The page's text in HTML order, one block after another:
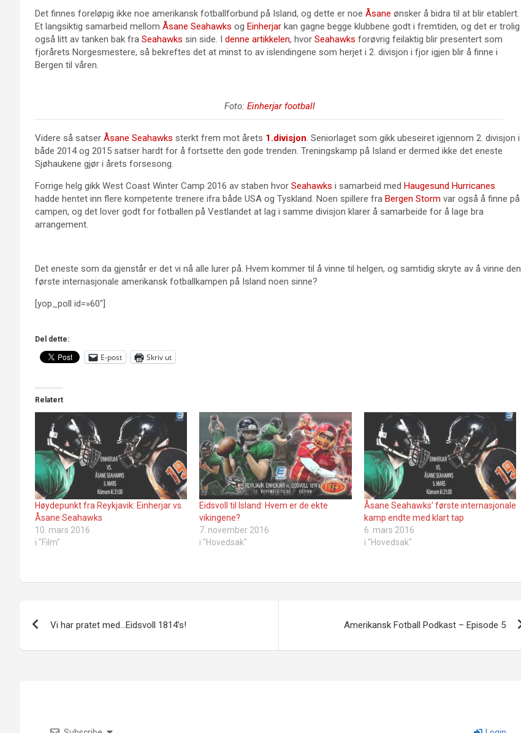
Det finnes foreløpig ikke noe amerikansk fotballforbund på Island, og dette er noe Åsane ønsker å bidra til at blir etablert.
Et langsiktig samarbeid mellom Åsane Seahawks og Einherjar kan gagne begge klubbene godt i fremtiden, og det er trolig
også litt av tanken bak fra Seahawks sin side. I denne artikkelen, hvor Seahawks forøvrig feilaktig blir presentert som
fjorårets Norgesmestere, så bekreftes det at minst to av islendingene som herjet i 2. divisjon i fjor igjen blir å finne i
Bergen til våren.
Foto: Einherjar football
Videre så satser Åsane Seahawks sterkt frem mot årets 1.divisjon. Seniorlaget som gikk ubeseiret igjennom 2. divisjon i
både 2014 og 2015 satser hardt for å fortsette den gode trenden. Treningskamp på Island er dermed ikke det eneste
Sjøhaukene gjør i årets forsesong.
Forrige helg gikk West Coast Winter Camp 2016 av staben hvor Seahawks i samarbeid med Haugesund Hurricanes
hadde hentet inn flere kompetente trenere ifra både USA og Tyskland. Noen spillere fra Bergen Storm var også å finne på
campen, og det lover godt for fotballen på Vestlandet at lag i samme divisjon klarer å samarbeide for å lage bra
arrangement.
Det eneste som da gjenstår er det vi nå alle lurer på. Hvem kommer til å vinne til helgen, og samtidig skryte av å vinne den
første internasjonale amerikansk fotballkampen på Island noen sinne?
[yop_poll id=»60″]
Del dette:
E-post Skriv ut
Relatert
Høydepunkt fra Reykjavik: Einherjar vs.
Åsane Seahawks
10. mars 2016
i "Film"
Eidsvoll til Island: Hvem er de ekte
vikingene?
7. november 2016
i "Hovedsak"
Åsane Seahawks’ første internasjonale
kamp endte med klart tap
6. mars 2016
i "Hovedsak"
Vi har pratet med…Eidsvoll 1814’s! Amerikansk Fotball Podkast – Episode 5